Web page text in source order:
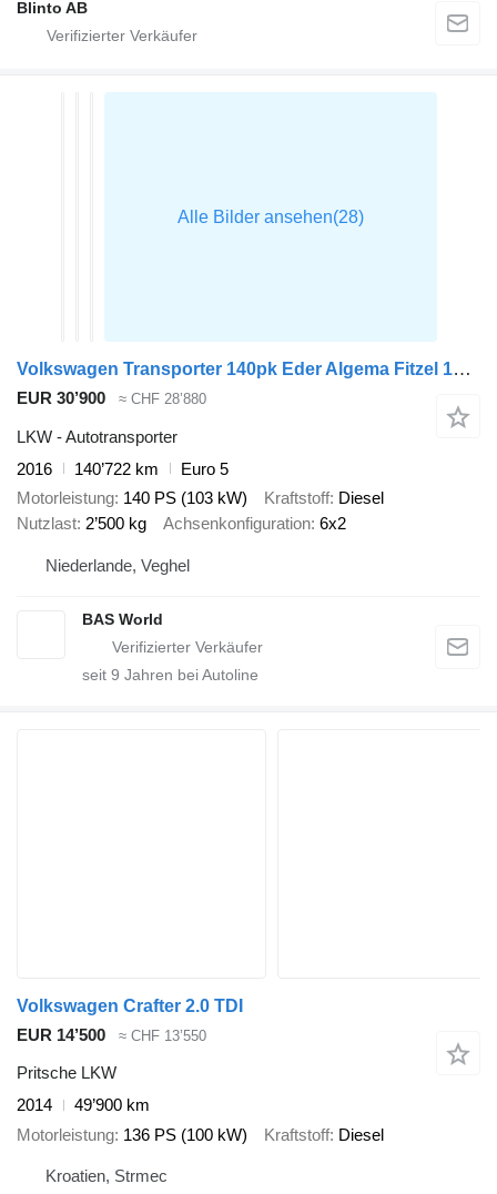
Blinto AB
Volkswagen Transporter 140pk Eder Algema Fitzel 1500KG Nutzlast Autotranspo
EUR 30’900 ≈ CHF 28’880
LKW - Autotransporter
2016
140’722 km
Euro 5
Motorleistung 140 PS (103 kW) Kraftstoff Diesel
Nutzlast 2’500 kg Achsenkonfiguration 6x2
Niederlande, Veghel
BAS World
seit 9 Jahren bei Autoline
Volkswagen Crafter 2.0 TDI
EUR 14’500
≈ CHF 13’550
Pritsche LKW
2014
49’900 km
Motorleistung 136 PS (100 kW) Kraftstoff Diesel
Kroatien, Strmec